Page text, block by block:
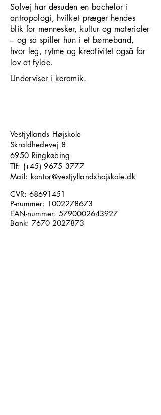
Solvej har desuden en bachelor i
antropologi, hvilket præger hendes
blik for mennesker, kultur og materialer
– og så spiller hun i et børneband,
hvor leg, rytme og kreativitet også får
lov at fylde.
Underviser i keramik.
Vestjyllands Højskole
Skraldhedevej 8
6950 Ringkøbing
​​​Tlf: (+45)9675 3777
Mail: kontor@vestjyllandshojskole.dk
CVR: 68691451
P-nummer: 1002278673
EAN-nummer: 5790002643927
Bank: 7670 2027873